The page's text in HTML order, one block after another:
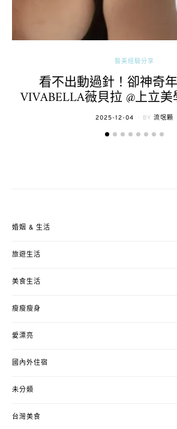
醫美經驗分享
看不出動過針！卻神奇
VIVABELLA薇貝拉 @上立
POSTED
2025-12-04 BY 流氓顆
婚姻 & 生活
旅遊生活
美食生活
瘦瘦瘦身
愛漂亮
國內外住宿
未分類
台灣美食